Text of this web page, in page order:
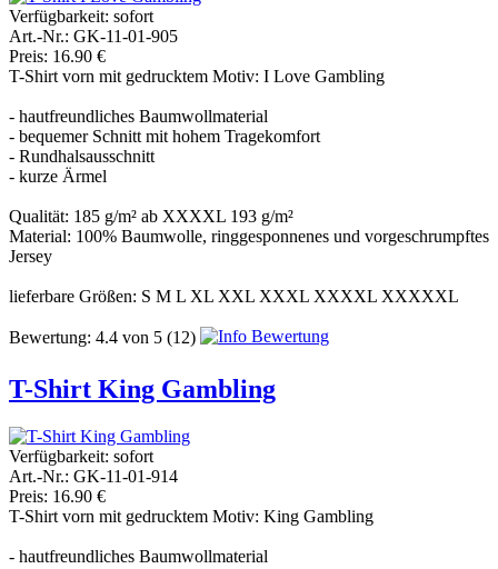
Verfügbarkeit: sofort
Art.-Nr.: GK-11-01-905
Preis: 16.90 €
T-Shirt vorn mit gedrucktem Motiv: I Love Gambling
- hautfreundliches Baumwollmaterial
- bequemer Schnitt mit hohem Tragekomfort
- Rundhalsausschnitt
- kurze Ärmel
Qualität: 185 g/m² ab XXXXL 193 g/m²
Material: 100% Baumwolle, ringgesponnenes und vorgeschrumpftes
Jersey
lieferbare Größen: S M L XL XXL XXXL XXXXL XXXXXL
Bewertung: 4.4 von 5 (12)
T-Shirt King Gambling
Verfügbarkeit: sofort
Art.-Nr.: GK-11-01-914
Preis: 16.90 €
T-Shirt vorn mit gedrucktem Motiv: King Gambling
- hautfreundliches Baumwollmaterial